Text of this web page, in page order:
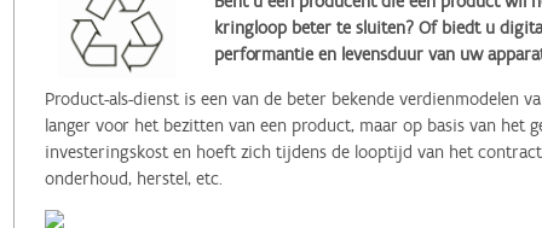
kringloop beter te sluiten? Of biedt u
performantie en levensduur van uw
Product-als-dienst is een van de beter bekende verdienmodelen
langer voor het bezitten van een product, maar op basis van het
investeringskost en hoeft zich tijdens de looptijd van het
onderhoud, herstel, etc.